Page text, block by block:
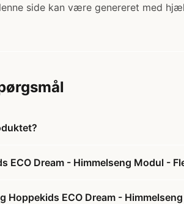
side kan være genereret med
ECO Dream - Himmelseng Modul -
Hoppekids ECO Dream -